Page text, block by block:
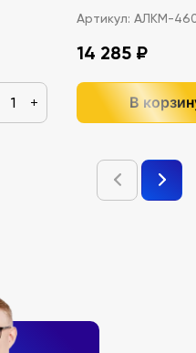
+
Артикул: АЛКМ-
14 285 ₽
В